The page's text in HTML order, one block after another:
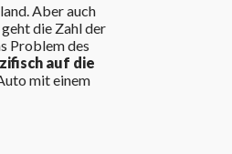
Aber auch
die Zahl der
Problem des
auf die
mit einem